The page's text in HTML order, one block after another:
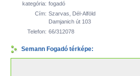
kategória: fogadó
Cím: Szarvas, Dél-Alföld
Damjanich út 103
Telefon: 66/312078
Semann Fogadó térképe: